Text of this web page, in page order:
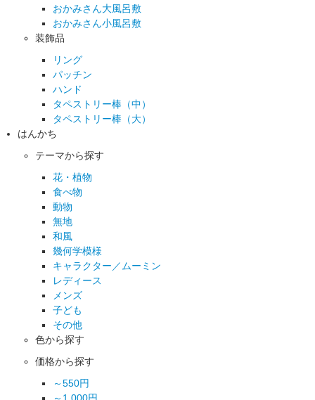
おかみさん大風呂敷
おかみさん小風呂敷
装飾品
リング
パッチン
ハンド
タペストリー棒（中）
タペストリー棒（大）
はんかち
テーマから探す
花・植物
食べ物
動物
無地
和風
幾何学模様
キャラクター／ムーミン
レディース
メンズ
子ども
その他
色から探す
価格から探す
～550円
～1,000円